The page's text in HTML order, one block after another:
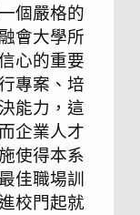
個嚴格的
會大學所
心的重要
專案、培
能力，這
企業人才
使得本系
佳職場訓
校門起就